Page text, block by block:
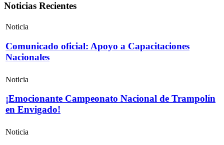
Noticias Recientes
Noticia
Comunicado oficial: Apoyo a Capacitaciones
Nacionales
Noticia
¡Emocionante Campeonato Nacional de Trampolín
en Envigado!
Noticia